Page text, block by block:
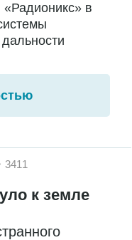
в
3411
к земле